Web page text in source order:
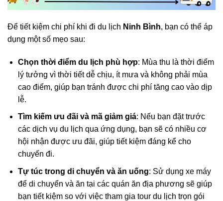
Để tiết kiệm chi phí khi đi du lịch Ninh Bình, bạn có thể áp
dụng một số mẹo sau:
Chọn thời điểm du lịch phù hợp: Mùa thu là thời điểm
lý tưởng vì thời tiết dễ chịu, ít mưa và không phải mùa
cao điểm, giúp bạn tránh được chi phí tăng cao vào dịp
lễ.
Tìm kiếm ưu đãi và mã giảm giá: Nếu bạn đặt trước
các dịch vụ du lịch qua ứng dụng, bạn sẽ có nhiều cơ
hội nhận được ưu đãi, giúp tiết kiệm đáng kể cho
chuyến đi.
Tự túc trong di chuyển và ăn uống: Sử dụng xe máy
để di chuyển và ăn tại các quán ăn địa phương sẽ giúp
bạn tiết kiệm so với việc tham gia tour du lịch trọn gói